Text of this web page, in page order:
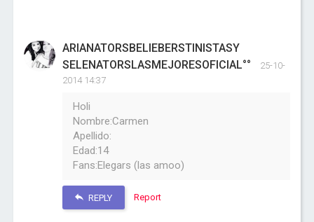
ARIANATORSBELIEBERSTINISTASY
SELENATORSLASMEJORESOFICIAL°°
25-10-
2014 14:37
Holi
Nombre:Carmen
Apellido:
Edad:14
Fans:Elegars (las amoo)
REPLY Report